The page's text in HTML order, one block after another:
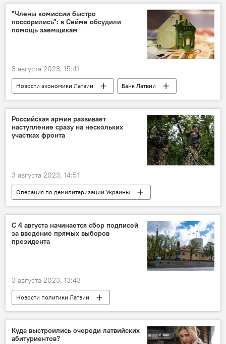
"Члены комиссии быстро
поссорились": в Сейме обсудили
помощь заемщикам
3 августа 2023, 15:41
Новости экономики Латвии
Банк Латвии
кредиты
Российская армия развивает
наступление сразу на нескольких
участках фронта
3 августа 2023, 14:51
Операция по демилитаризации Украины
Россия
Минобороны РФ
Украина
военная операция
военная техника
военнослужащие
ВС РФ ВСУ
С 4 августа начинается сбор подписей
за введение прямых выборов
президента
3 августа 2023, 13:43
Новости политики Латвии
выборы президента
законопроект
Куда выстроились очереди латвийских
абитуриентов?